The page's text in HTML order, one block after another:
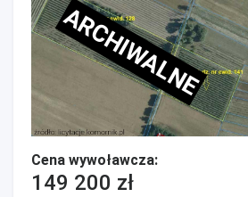
ARCHIWALNE
Cena wywoławcza:
149 200 zł